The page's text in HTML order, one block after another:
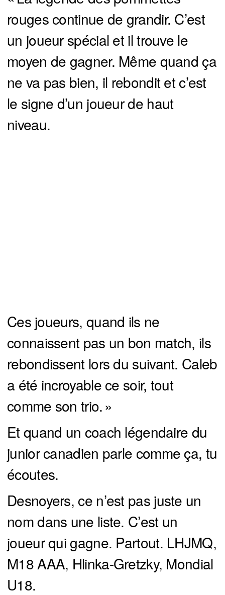
rouges continue de grandir. C’est
un joueur spécial et il trouve le
moyen de gagner. Même quand ça
ne va pas bien, il rebondit et c’est
le signe d’un joueur de haut
niveau.
Ces joueurs, quand ils ne
connaissent pas un bon match, ils
rebondissent lors du suivant. Caleb
a été incroyable ce soir, tout
comme son trio. »
Et quand un coach légendaire du
junior canadien parle comme ça, tu
écoutes.
Desnoyers, ce n’est pas juste un
nom dans une liste. C’est un
joueur qui gagne. Partout. LHJMQ,
M18 AAA, Hlinka-Gretzky, Mondial
U18.